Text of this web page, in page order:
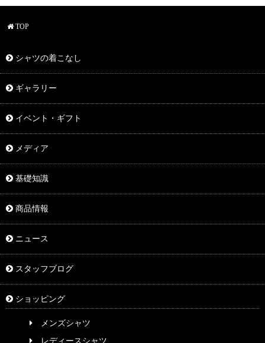
TOP
シャツの着こなし
ギャラリー
イベント・ギフト
メディア
基礎知識
商品情報
ニュース
スタッフブログ
ショッピング
メンズシャツ
レディースシャツ